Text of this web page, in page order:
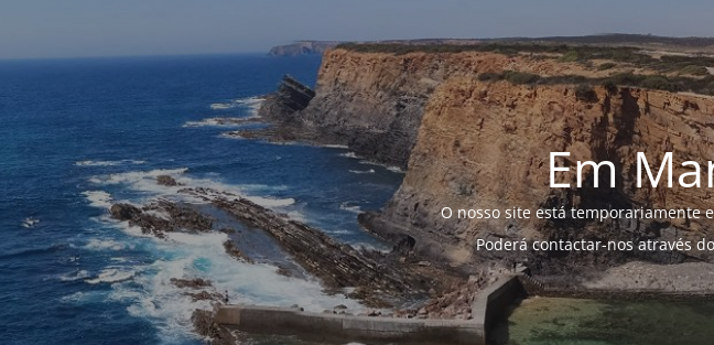
Em
O nosso site está temporariamente
Poderá contactar-nos através